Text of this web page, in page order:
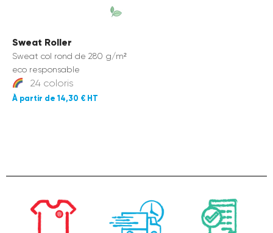
Sweat Roller
Sweat col rond de 280 g/m²
eco responsable
24 coloris
14,30 €